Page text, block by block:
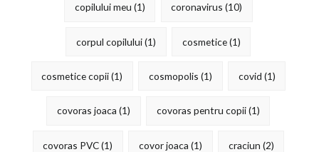
copilului meu (1) coronavirus (10)
corpul copilului(1) cosmetice(1)
cosmetice copii(1) cosmopolis (1) covid (1)
covoras joaca (1) covoras pentru copii(1)
covoras PVC(1) covor joaca (1) craciun (2)